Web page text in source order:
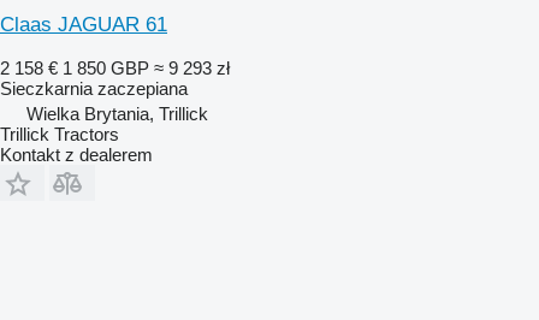
Claas JAGUAR 61
2 158 € 1 850 GBP ≈ 9 293 zł
Sieczkarnia zaczepiana
Wielka Brytania, Trillick
Trillick Tractors
Kontakt z dealerem